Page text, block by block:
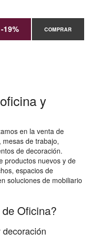
-19% COMPRAR
y
en la venta de
mesas de trabajo,
de decoración.
productos nuevos y de
espacios de
soluciones de mobiliario
Oficina?